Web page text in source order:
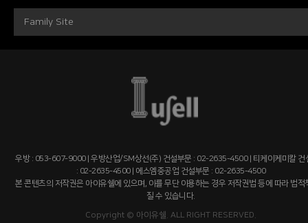
Family Site
우방 : 053-607-9000 | 우방산업/SM상선(주) 건설부문 : 02-2635-4500 | 티케이케미칼 건
: 02-2635-4500 | 에스엠중공업 건설부문 : 02-2635-4500
본 콘텐츠의 저작권은 아이유쉘에 있으며, 이를 무단 이용하는 경우 저작권법 등에 따라 법적
질 수 있습니다.
Copyright © 아이유쉘. ALL RIGHT RESERVED.